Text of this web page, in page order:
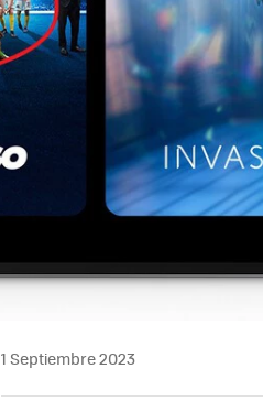
1 Septiembre 2023